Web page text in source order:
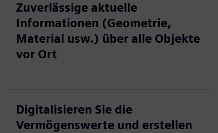
Zuverlässige aktuelle
Informationen (Geometrie,
Material usw.) über alle Objekte
vor Ort
Digitalisieren Sie die
Vermögenswerte und erstellen